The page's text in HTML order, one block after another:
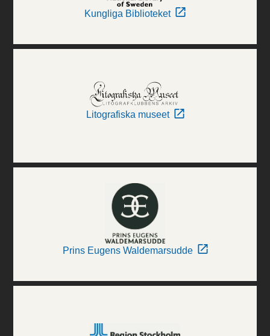
Kungliga Biblioteket
Litografiska museet
Prins Eugens Waldemarsudde